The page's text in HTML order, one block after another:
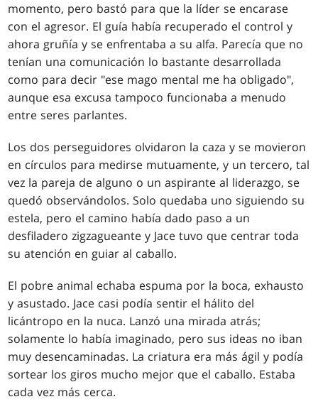
momento, pero bastó para que la líder se encarase
con el agresor. El guía había recuperado el control y
ahora gruñía y se enfrentaba a su alfa. Parecía que no
tenían una comunicación lo bastante desarrollada
como para decir "ese mago mental me ha obligado",
aunque esa excusa tampoco funcionaba a menudo
entre seres parlantes.
Los dos perseguidores olvidaron la caza y se movieron
en círculos para medirse mutuamente, y un tercero, tal
vez la pareja de alguno o un aspirante al liderazgo, se
quedó observándolos. Solo quedaba uno siguiendo su
estela, pero el camino había dado paso a un
desfiladero zigzagueante y Jace tuvo que centrar toda
su atención en guiar al caballo.
El pobre animal echaba espuma por la boca, exhausto
y asustado. Jace casi podía sentir el hálito del
licántropo en la nuca. Lanzó una mirada atrás;
solamente lo había imaginado, pero sus ideas no iban
muy desencaminadas. La criatura era más ágil y podía
sortear los giros mucho mejor que el caballo. Estaba
cada vez más cerca.